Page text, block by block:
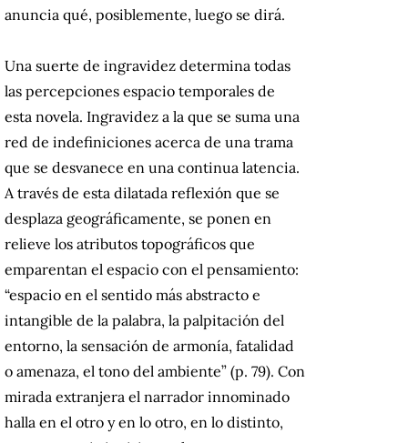
anuncia qué, posiblemente, luego se dirá.
Una suerte de ingravidez determina todas
las percepciones espacio temporales de
esta novela. Ingravidez a la que se suma una
red de indefiniciones acerca de una trama
que se desvanece en una continua latencia.
A través de esta dilatada reflexión que se
desplaza geográficamente, se ponen en
relieve los atributos topográficos que
emparentan el espacio con el pensamiento:
“espacio en el sentido más abstracto e
intangible de la palabra, la palpitación del
entorno, la sensación de armonía, fatalidad
o amenaza, el tono del ambiente” (p. 79). Con
mirada extranjera el narrador innominado
halla en el otro y en lo otro, en lo distinto,